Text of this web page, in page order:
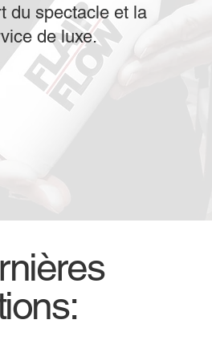
du spectacle et la
de luxe.